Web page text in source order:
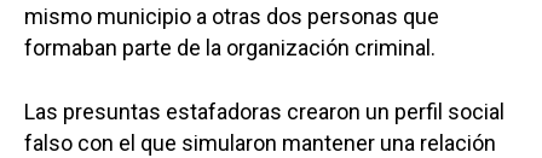
mismo municipio a otras dos personas que
formaban parte de la organización criminal.
Las presuntas estafadoras crearon un perfil social
falso con el que simularon mantener una relación